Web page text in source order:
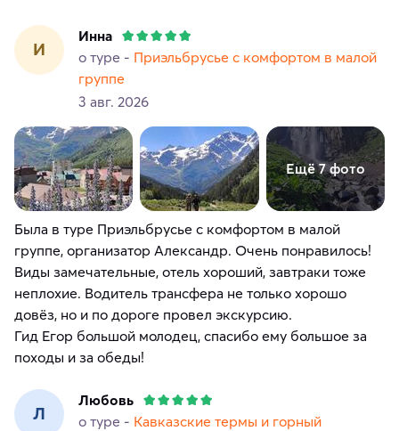
И
Инна
о туре - Приэльбрусье с комфортом в малой
группе
3 авг. 2026
Ещё 7 фото
Была в туре Приэльбрусье с комфортом в малой
группе, организатор Александр. Очень понравилось!
Виды замечательные, отель хороший, завтраки тоже
неплохие. Водитель трансфера не только хорошо
довёз, но и по дороге провел экскурсию.
Гид Егор большой молодец, спасибо ему большое за
походы и за обеды!
Л
Любовь
о туре - Кавказские термы и горный